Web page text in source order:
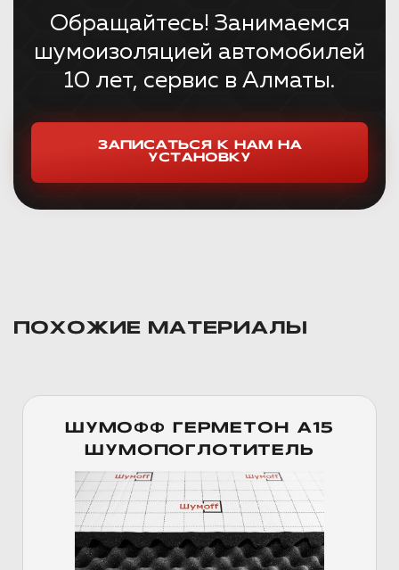
Обращайтесь! Занимаемся
шумоизоляцией автомобилей
10 лет, сервис в Алматы.
ЗАПИСАТЬСЯ К НАМ НА
УСТАНОВКУ
ПОХОЖИЕ МАТЕРИАЛЫ
ШУМОФФ ГЕРМЕТОН А15
ШУМОПОГЛОТИТЕЛЬ